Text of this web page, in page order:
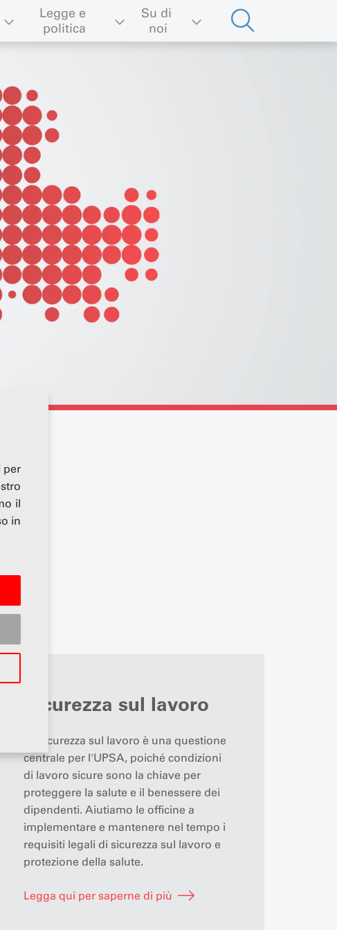
per
il
in
Legge e
politica
Su di
noi
Sicurezza sul lavoro
La sicurezza sul lavoro è una questione
centrale per l'UPSA, poiché condizioni
di lavoro sicure sono la chiave per
proteggere la salute e il benessere dei
dipendenti. Aiutiamo le officine a
implementare e mantenere nel tempo i
requisiti legali di sicurezza sul lavoro e
protezione della salute.
Legga qui per saperne di più